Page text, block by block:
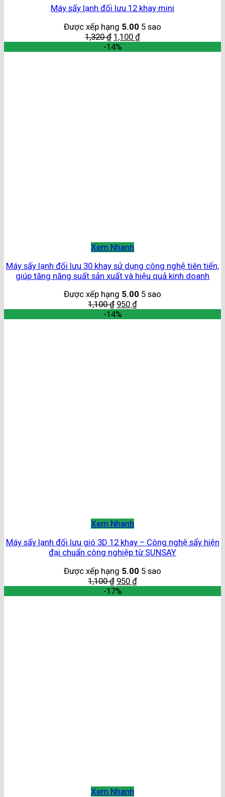
Máy sấy lạnh đối lưu 12 khay mini
Được xếp hạng 5.00 5 sao
1,320₫ 1,100 ₫
-14%
Xem Nhanh
Máy sấy lạnh đối lưu 30 khay sử dụng công nghệ tiên tiến,
giúp tăng năng suất sản xuất và hiệu quả kinh doanh
Được xếp hạng 5.00 5 sao
1,100₫ 950 ₫
-14%
Xem Nhanh
Máy sấy lạnh đối lưu gió 3D 12 khay – Công nghệ sấy hiện
đại chuẩn công nghiệp từ SUNSAY
Được xếp hạng 5.00 5 sao
1,100₫ 950 ₫
-17%
Xem Nhanh